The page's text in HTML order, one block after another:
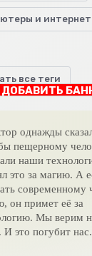
и
и интернет
все теги
ДОБАВИТЬ
однажды
пещерному
наши
это за магию. А
современному
он примет её за
Мы верим
это погубит